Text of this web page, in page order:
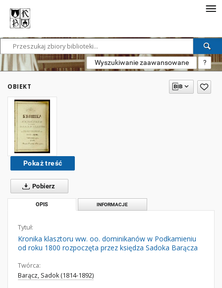
Wyszukiwanie zaawansowane ?
OBIEKT
Pokaż treść
Pobierz
OPIS INFORMACJE
Tytuł:
Kronika klasztoru ww. oo. dominikanów w Podkamieniu
od roku 1800 rozpoczęta przez księdza Sadoka Barącza
Twórca:
Barącz, Sadok (1814-1892)